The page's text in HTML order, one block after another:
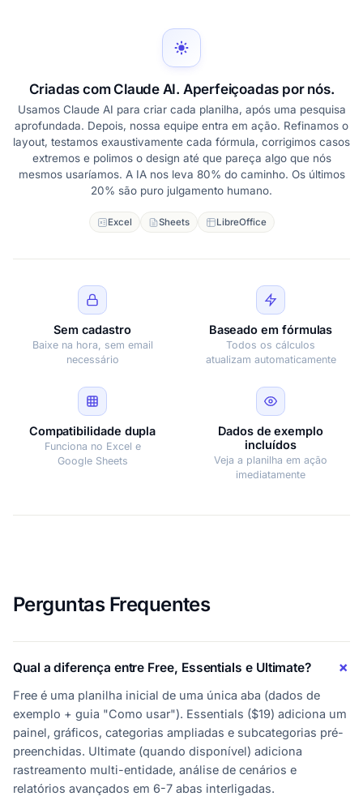
Criadas com Claude AI. Aperfeiçoadas por nós.
Usamos Claude AI para criar cada planilha, após uma pesquisa
aprofundada. Depois, nossa equipe entra em ação. Refinamos o
layout, testamos exaustivamente cada fórmula, corrigimos casos
extremos e polimos o design até que pareça algo que nós
mesmos usaríamos. A IA nos leva 80% do caminho. Os últimos
20% são puro julgamento humano.
Excel Sheets LibreOffice
Sem cadastro
Baixe na hora, sem email
necessário
Baseado em fórmulas
Todos os cálculos
atualizam automaticamente
Compatibilidade dupla
Funciona no Excel e
Google Sheets
Dados de exemplo
incluídos
Veja a planilha em ação
imediatamente
Perguntas Frequentes
Qual a diferença entre Free, Essentials e Ultimate?
Free é uma planilha inicial de uma única aba (dados de
exemplo + guia "Como usar"). Essentials ($19) adiciona um
painel, gráficos, categorias ampliadas e subcategorias pré-
preenchidas. Ultimate (quando disponível) adiciona
rastreamento multi-entidade, análise de cenários e
relatórios avançados em 6-7 abas interligadas.